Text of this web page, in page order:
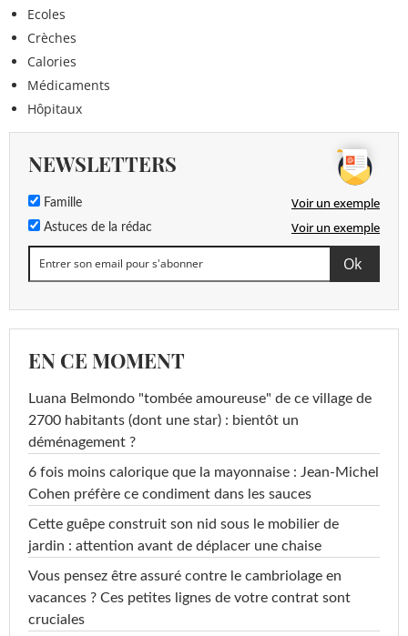
Ecoles
Crèches
Calories
Médicaments
Hôpitaux
NEWSLETTERS
Famille Voir un exemple
Astuces de la rédac Voir un exemple
EN CE MOMENT
Luana Belmondo "tombée amoureuse" de ce village de
2700 habitants (dont une star) : bientôt un
déménagement ?
6 fois moins calorique que la mayonnaise : Jean-Michel
Cohen préfère ce condiment dans les sauces
Cette guêpe construit son nid sous le mobilier de
jardin : attention avant de déplacer une chaise
Vous pensez être assuré contre le cambriolage en
vacances ? Ces petites lignes de votre contrat sont
cruciales